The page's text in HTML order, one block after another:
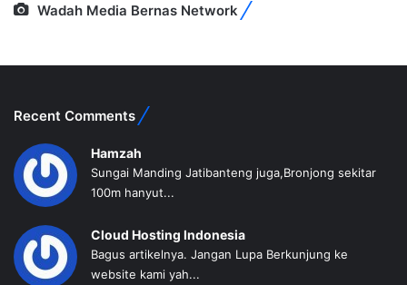
Wadah Media Bernas Network
Recent Comments
Hamzah
Sungai Manding Jatibanteng juga,Bronjong sekitar
100m hanyut...
Cloud Hosting Indonesia
Bagus artikelnya. Jangan Lupa Berkunjung ke
website kami yah...